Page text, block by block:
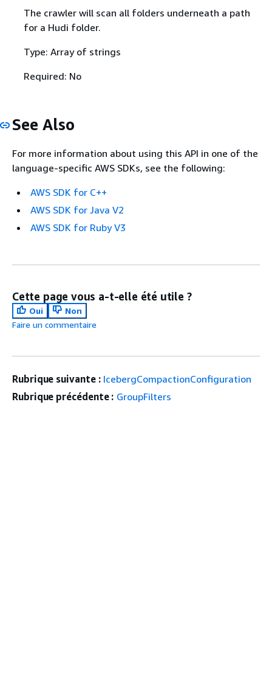
The crawler will scan all folders underneath a path
for a Hudi folder.
Type: Array of strings
Required: No
See Also
For more information about using this API in one of the
language-specific AWS SDKs, see the following:
AWS SDK for C++
AWS SDK for Java V2
AWS SDK for Ruby V3
Cette page vous a-t-elle été utile ?
Oui
Non
Faire un commentaire
Rubrique suivante : IcebergCompactionConfiguration
Rubrique précédente : GroupFilters